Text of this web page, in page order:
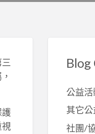
Blog
公益
其它
社團/